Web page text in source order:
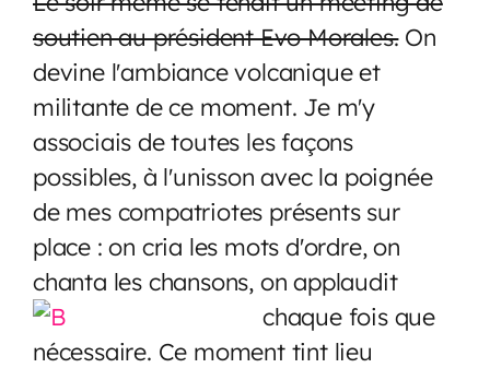
soutien au président Evo Morales.On
devine l'ambiance volcanique et
militante de ce moment. Je m'y
associais de toutes les façons
possibles, à l'unisson avec la poignée
de mes compatriotes présents sur
place : on cria les mots d'ordre, on
chanta les chansons, on applaudit
chaque fois que
nécessaire. Ce moment tint lieu